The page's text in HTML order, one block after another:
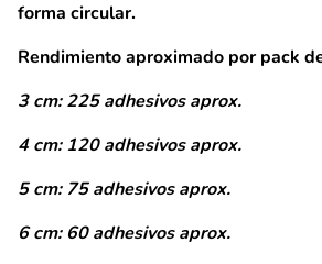
forma circular.
Rendimiento aproximado por pack
3 cm: 225 adhesivos aprox.
4 cm: 120 adhesivos aprox.
5 cm: 75 adhesivos aprox.
6 cm: 60 adhesivos aprox.